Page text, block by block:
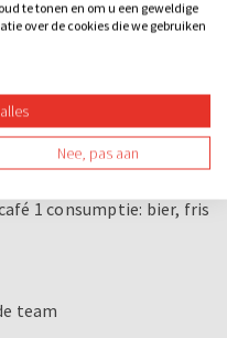
diner te spelen dan duurt
tijdens de spellen
1 consumptie: bier, fris
team
te tonen en om u een geweldige
over de cookies die we gebruiken
Nee, pas aan